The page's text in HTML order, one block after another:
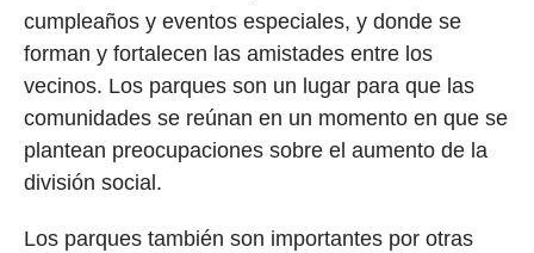
cumpleaños y eventos especiales, y donde se
forman y fortalecen las amistades entre los
vecinos. Los parques son un lugar para que las
comunidades se reúnan en un momento en que se
plantean preocupaciones sobre el aumento de la
división social.
Los parques también son importantes por otras